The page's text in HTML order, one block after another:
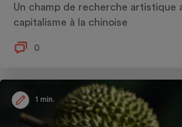
Un champ de recherche artistique
capitalisme à la chinoise
0
1 min.